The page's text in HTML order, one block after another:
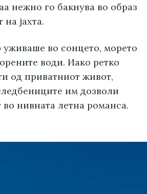
нежно го бакнува во образ
јахта.
во сонцето, морето
води. Иако ретко
од приватниот живот,
им дозволи
нивната летна романса.